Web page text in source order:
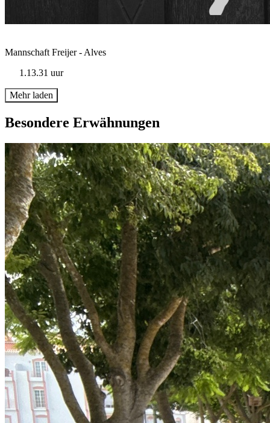
Mannschaft Freijer - Alves
1.13.31 uur
Mehr laden
Besondere Erwähnungen